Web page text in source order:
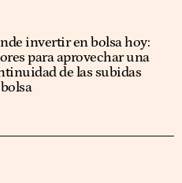
invertir en bolsa hoy:
para aprovechar una
de las subidas